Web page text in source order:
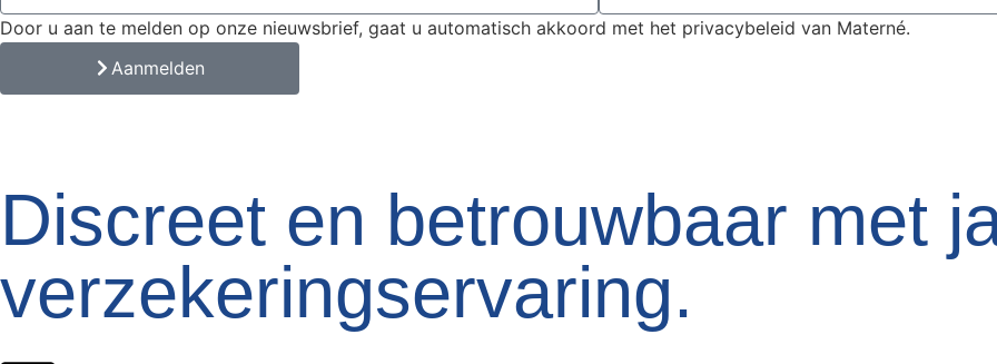
Door u aan te melden op onze nieuwsbrief, gaat u automatisch akkoord met het privacybeleid van Materné.
Aanmelden
Discreet en betrouwbaar met
verzekeringservaring.